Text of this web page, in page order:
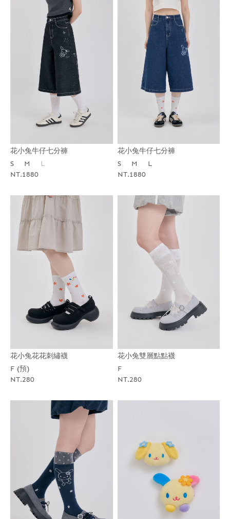
花小兔牛仔七分褲
S
M
L
NT.1880
花小兔牛仔七分褲
S
M
L
NT.1880
花小兔花花刺繡襪
F (預)
NT.280
花小兔雙層點點襪
F
NT.280